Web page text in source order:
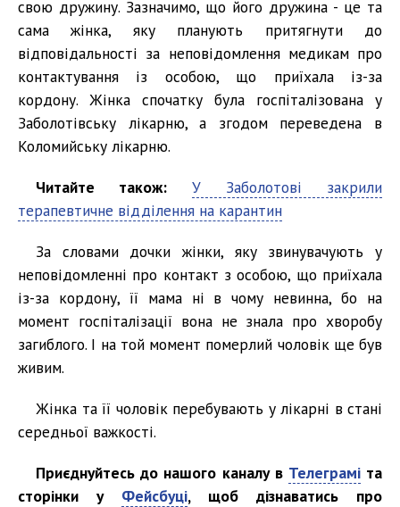
свою дружину. Зазначимо, що його дружина - це та
сама жінка, яку планують притягнути до
відповідальності за неповідомлення медикам про
контактування із особою, що приїхала із-за
кордону. Жінка спочатку була госпіталізована у
Заболотівську лікарню, а згодом переведена в
Коломийську лікарню.
Читайте також:
У Заболотові закрили
терапевтичне відділення на карантин
За словами дочки жінки, яку звинувачують у
неповідомленні про контакт з особою, що приїхала
із-за кордону, її мама ні в чому невинна, бо на
момент госпіталізації вона не знала про хворобу
загиблого. І на той момент померлий чоловік ще був
живим.
Жінка та її чоловік перебувають у лікарні в стані
середньої важкості.
Приєднуйтесь до нашого каналу в Телеграміта
сторінки у Фейсбуці, щоб дізнаватись про